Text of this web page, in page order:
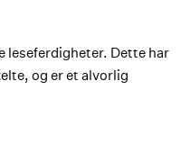
leseferdigheter. Dette har
og er et alvorlig